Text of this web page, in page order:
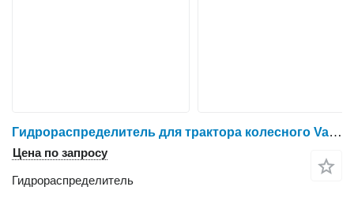
Гидрораспределитель для трактора колесного Valmet 8050
Цена по запросу
Гидрораспределитель